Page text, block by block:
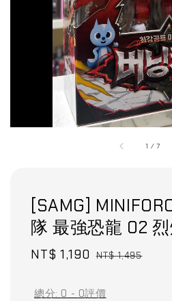
1 /7
[SAMG]
隊 最強恐龍 02
Sale
NT$ 1,190 Regular
NT$ 1,495
總分: 0 - 0評價